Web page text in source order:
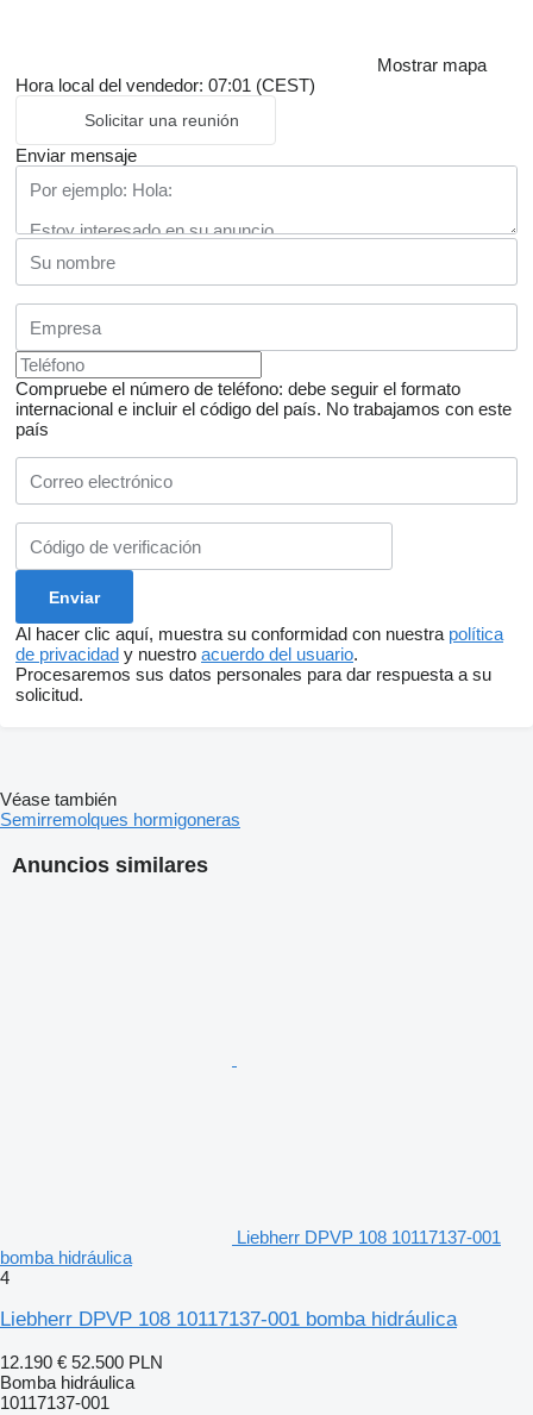
Mostrar mapa
Hora local del vendedor: 07:01 (CEST)
Solicitar una reunión
Enviar mensaje
Compruebe el número de teléfono: debe seguir el formato
internacional e incluir el código del país. No trabajamos con este
país
Al hacer clic aquí, muestra su conformidad con nuestra política
de privacidad y nuestro acuerdo del usuario.
Procesaremos sus datos personales para dar respuesta a su
solicitud.
Anuncios similares
Liebherr DPVP 108 10117137-001
bomba hidráulica
4
Liebherr DPVP 108 10117137-001 bomba hidráulica
12.190 € 52.500 PLN
Bomba hidráulica
10117137-001
Véase también
Semirremolques hormigoneras